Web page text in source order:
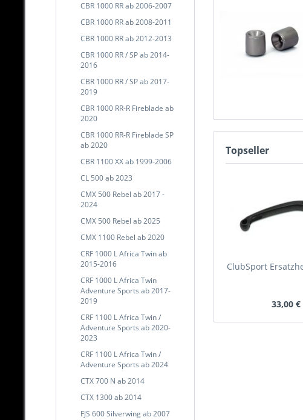
CBR 1000 RR ab 2006-2007
CBR 1000 RR ab 2008-2011
CBR 1000 RR ab 2012-2013
CBR 1000 RR / SP ab 2014-
2016
CBR 1000 RR / SP ab 2017-
2019
CBR 1000 RR-R Fireblade ab
2020
CBR 1000 RR-R Fireblade SP
ab 2020
CBR 1100 XX ab 1999-2006
CL 500 ab 2023
CMX 500 Rebel ab 2017 -
2024
CMX 500 Rebel ab 2025
CMX 1100 Rebel ab 2020
CRF 1000 L Africa Twin ab
2015-2016
CRF 1000 L Africa Twin
Adventure Sports ab 2017-
2019
CRF 1100 L Africa Twin /
Adventure Sports ab 2020-
2023
CRF 1100 L Africa Twin /
Adventure Sports ab 2024
CTX 700 N ab 2014
CTX 1300 ab 2014
FJS 600 Silverwing ab 2007
Topseller
ClubSport
33,00 €